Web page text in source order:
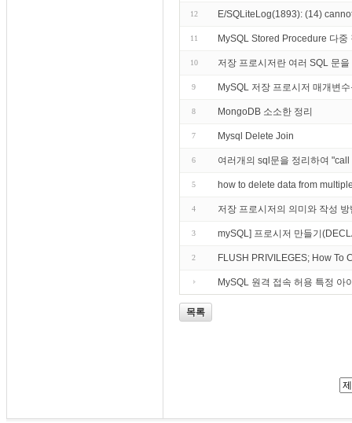
12 E/SQLiteLog(1893): (14)
11 MySQL Stored Procedure 다중
10 저장 프로시저란 여러 SQL 문
9 MySQL 저장 프로시저 매개변
8 MongoDB 소소한 정리
7 Mysql Delete Join
6 여러개의 sql문을 정리하여
5 how to delete data from
4 저장 프로시저의 의미와 작성
3 mySQL] 프로시저 만들기
2 FLUSH PRIVILEGES; How To
MySQL 원격 접속 허용 특정 아
목록